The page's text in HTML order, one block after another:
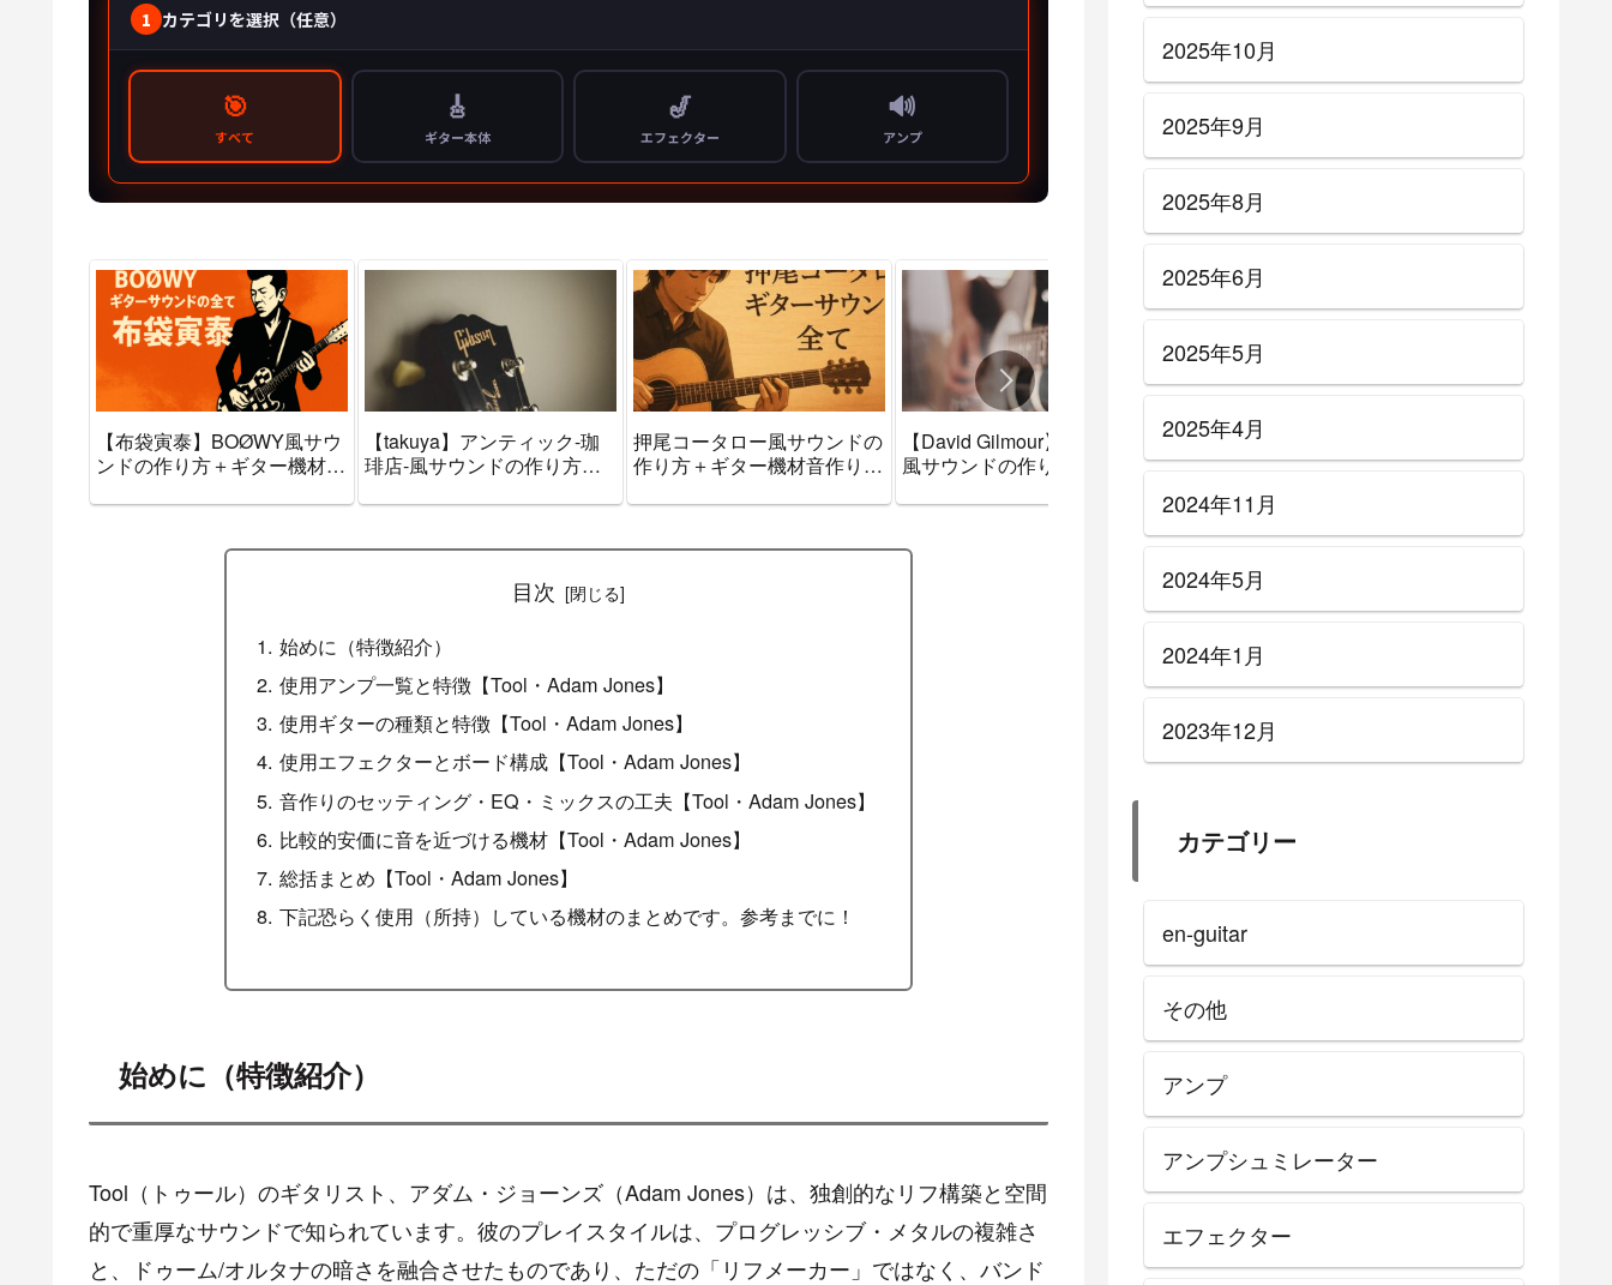
【布袋寅泰】BOØWY風サウ
ンドの作り方＋ギター機材音
【エフェクター・アンプ】
【takuya】アンティック-珈
琲店-風サウンドの作り方＋
グのまとめ【エフェクター・
押尾コータロー風サウンドの
作り方＋ギター機材音作りセ
クター・アンプ】
【David Gilmour】Pink Floyd
風サウンドの作り方＋ギター
とめ【エフェクター・アン
【大渡亮】Do As Infinity風サ
ウンドの作り方＋ギター機材
音作りセッティングのまとめ
【エフェクター・アンプ】
目次
始めに（特徴紹介）
使用アンプ一覧と特徴【Tool・Adam Jones】
使用ギターの種類と特徴【Tool・Adam Jones】
使用エフェクターとボード構成【Tool・Adam Jones】
音作りのセッティング・EQ・ミックスの工夫【Tool・Adam Jones】
比較的安価に音を近づける機材【Tool・Adam Jones】
総括まとめ【Tool・Adam Jones】
下記恐らく使用（所持）している機材のまとめです。参考までに！
始めに（特徴紹介）
Tool（トゥール）のギタリスト、アダム・ジョーンズ（Adam Jones）は、独創的なリフ構築と空間
的で重厚なサウンドで知られています。彼のプレイスタイルは、プログレッシブ・メタルの複雑さ
と、ドゥーム/オルタナの暗さを融合させたものであり、ただの「リフメーカー」ではなく、バンド
2025年10月
2025年9月
2025年8月
2025年6月
2025年5月
2025年4月
2024年11月
2024年5月
2024年1月
2023年12月
カテゴリー
en-guitar
その他
アンプ
アンプシュミレーター
エフェクター